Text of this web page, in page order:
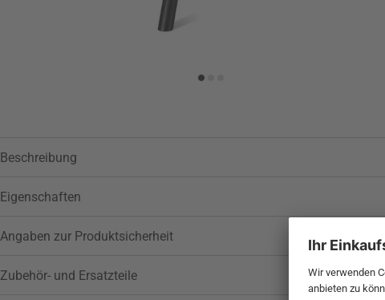
Beschreibung
Eigenschaften
Angaben zur Produktsicherheit
Zubehör- und Ersatzteile